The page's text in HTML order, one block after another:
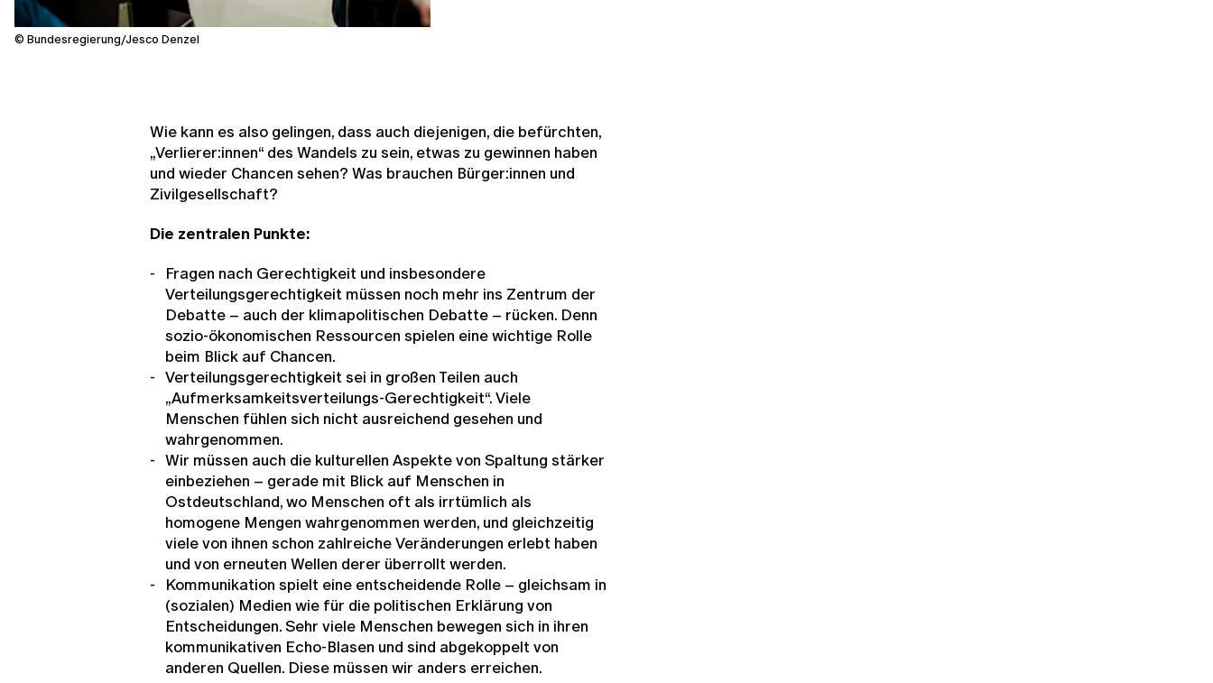
© Bundesregierung/Jesco Denzel
Wie kann es also gelingen, dass auch diejenigen, die befürchten,
„Verlierer:innen“ des Wandels zu sein, etwas zu gewinnen haben
und wieder Chancen sehen? Was brauchen Bürger:innen und
Zivilgesellschaft?
Die zentralen Punkte:
Fragen nach Gerechtigkeit und insbesondere
Verteilungsgerechtigkeit müssen noch mehr ins Zentrum der
Debatte – auch der klimapolitischen Debatte – rücken. Denn
sozio-ökonomischen Ressourcen spielen eine wichtige Rolle
beim Blick auf Chancen.
Verteilungsgerechtigkeit sei in großen Teilen auch
„Aufmerksamkeitsverteilungs-Gerechtigkeit“. Viele
Menschen fühlen sich nicht ausreichend gesehen und
wahrgenommen.
Wir müssen auch die kulturellen Aspekte von Spaltung stärker
einbeziehen – gerade mit Blick auf Menschen in
Ostdeutschland, wo Menschen oft als irrtümlich als
homogene Mengen wahrgenommen werden, und gleichzeitig
viele von ihnen schon zahlreiche Veränderungen erlebt haben
und von erneuten Wellen derer überrollt werden.
Kommunikation spielt eine entscheidende Rolle – gleichsam in
(sozialen) Medien wie für die politischen Erklärung von
Entscheidungen. Sehr viele Menschen bewegen sich in ihren
kommunikativen Echo-Blasen und sind abgekoppelt von
anderen Quellen. Diese müssen wir anders erreichen.